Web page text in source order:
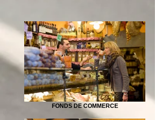
FONDS DE COMMERCE